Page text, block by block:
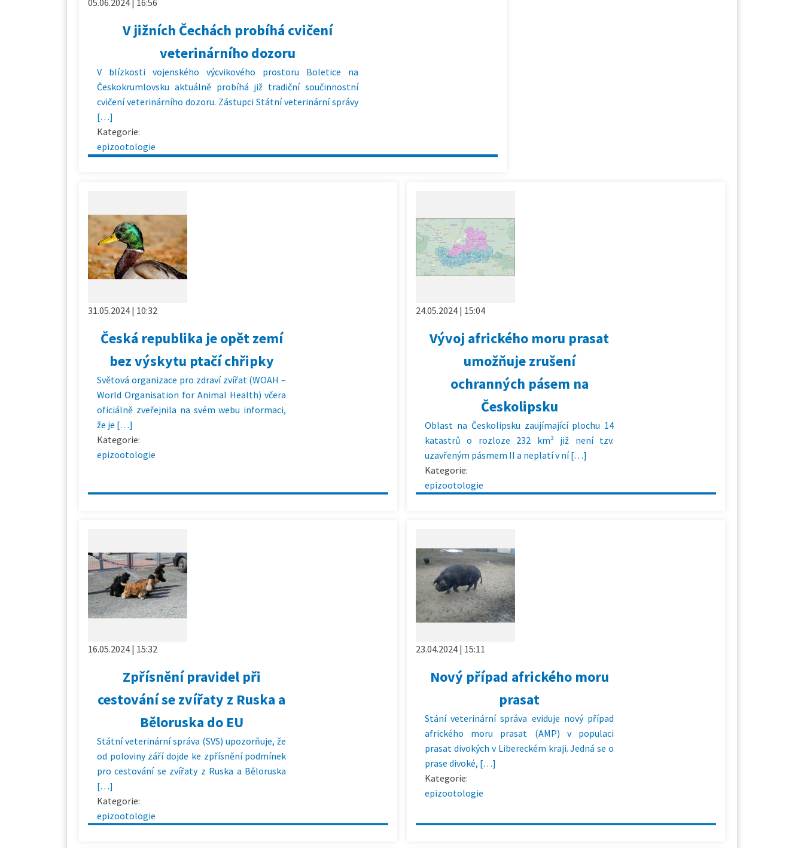
05.06.2024 | 16:56
V jižních Čechách probíhá cvičení
veterinárního dozoru
V blízkosti vojenského výcvikového prostoru Boletice na
Českokrumlovsku aktuálně probíhá již tradiční součinnostní
cvičení veterinárního dozoru. Zástupci Státní veterinární správy
[…]
Kategorie:
epizootologie
31.05.2024 | 10:32
Česká republika je opět zemí
bez výskytu ptačí chřipky
Světová organizace pro zdraví zvířat (WOAH –
World Organisation for Animal Health) včera
oficiálně zveřejnila na svém webu informaci,
že je […]
Kategorie:
epizootologie
24.05.2024 | 15:04
Vývoj afrického moru prasat
umožňuje zrušení
ochranných pásem na
Českolipsku
Oblast na Českolipsku zaujímající plochu 14
katastrů o rozloze 232 km² již není tzv.
uzavřeným pásmem II a neplatí v ní […]
Kategorie:
epizootologie
16.05.2024 | 15:32
Zpřísnění pravidel při
cestování se zvířaty z Ruska a
Běloruska do EU
Státní veterinární správa (SVS) upozorňuje, že
od poloviny září dojde ke zpřísnění podmínek
pro cestování se zvířaty z Ruska a Běloruska
[…]
Kategorie:
epizootologie
23.04.2024 | 15:11
Nový případ afrického moru
prasat
Stání veterinární správa eviduje nový případ
afrického moru prasat (AMP) v populaci
prasat divokých v Libereckém kraji. Jedná se o
prase divoké, […]
Kategorie:
epizootologie